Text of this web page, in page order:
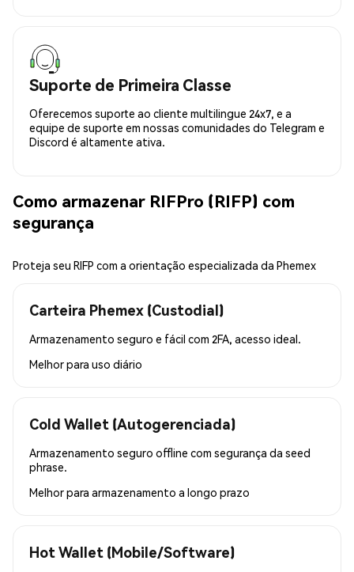
Suporte de Primeira Classe
Oferecemos suporte ao cliente multilingue 24x7, e a
equipe de suporte em nossas comunidades do Telegram e
Discord é altamente ativa.
Como armazenar RIFPro (RIFP) com
segurança
Proteja seu RIFP com a orientação especializada da Phemex
Carteira Phemex (Custodial)
Armazenamento seguro e fácil com 2FA, acesso ideal.
Melhor para uso diário
Cold Wallet (Autogerenciada)
Armazenamento seguro offline com segurança da seed
phrase.
Melhor para armazenamento a longo prazo
Hot Wallet (Mobile/Software)